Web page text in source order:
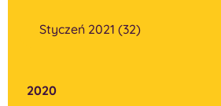
Styczeń 2021 (32)
2020